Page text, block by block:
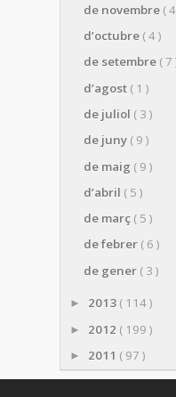
de novembre (
d’octubre ( 4 )
de setembre ( 7
d’agost ( 1 )
de juliol ( 3 )
de juny ( 9 )
de maig ( 9 )
d’abril ( 5 )
de març ( 5 )
de febrer ( 6 )
de gener ( 3 )
► 2013 ( 114 )
► 2012 ( 199 )
► 2011 ( 97 )